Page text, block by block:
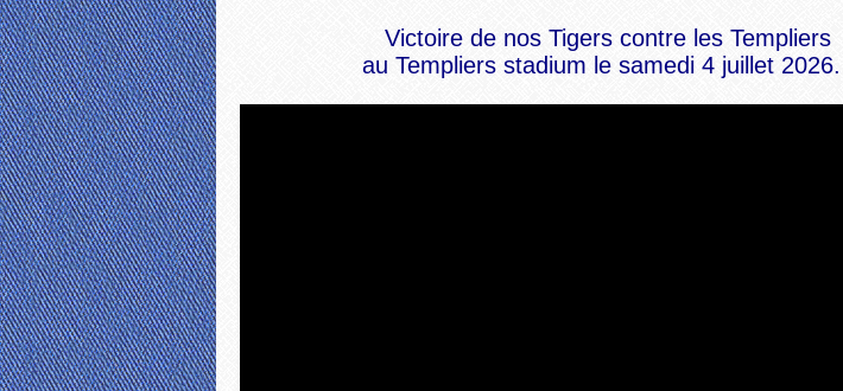
Victoire de nos Tigers contre les Templiers
au Templiers stadium le samedi 4 juillet 2026.